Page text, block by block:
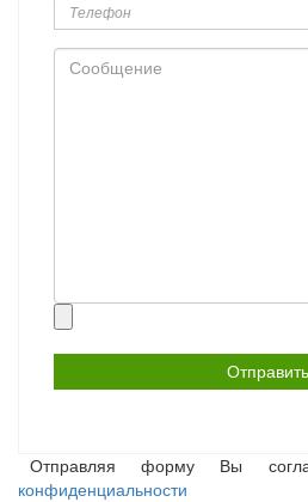
Сообщение
Отправляя форму Вы
конфиденциальности